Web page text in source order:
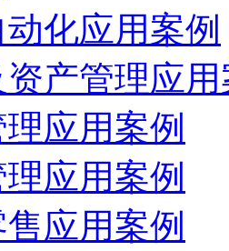
化应用案例
产管理应
应用案例
应用案例
应用案例